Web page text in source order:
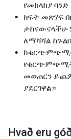
የመከላከያ
ክፍት መጽሃፍ
ታከናውናላችሁ
ለማሻሻል
ከቁርጭምጭሚት
የቁርጭምጭሚት
መወጠርን
ያደርገዋል።
Hvað eru